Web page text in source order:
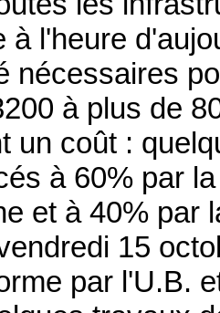
à l'heure
nécessaires
à plus de
un coût :
à 60% par
et à 40% par
15
par l'U.B.